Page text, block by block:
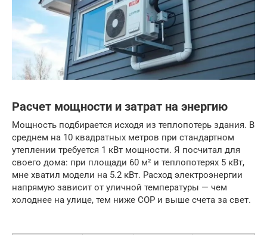
Расчет мощности и затрат на энергию
Мощность подбирается исходя из теплопотерь здания. В
среднем на 10 квадратных метров при стандартном
утеплении требуется 1 кВт мощности. Я посчитал для
своего дома: при площади 60 м² и теплопотерях 5 кВт,
мне хватил модели на 5.2 кВт. Расход электроэнергии
напрямую зависит от уличной температуры — чем
холоднее на улице, тем ниже COP и выше счета за свет.